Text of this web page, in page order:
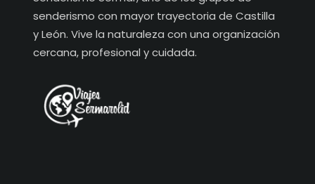
senderismo con mayor trayectoria de Castilla
y León. Vive la naturaleza con una organización
cercana, profesional y cuidada.